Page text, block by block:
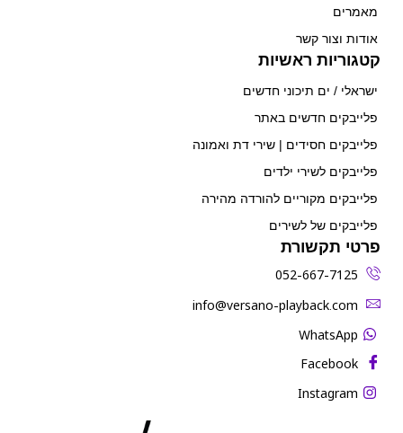
מאמרים
אודות וצור קשר
קטגוריות ראשיות
ישראלי / ים תיכוני חדשים
פלייבקים חדשים באתר
פלייבקים חסידים | שירי דת ואמונה
פלייבקים לשירי ילדים
פלייבקים מקוריים להורדה מהירה
פלייבקים של לשירים
פרטי תקשורת
052-667-7125
‫info@versano-playback.com‬
WhatsApp
Facebook
Instagram